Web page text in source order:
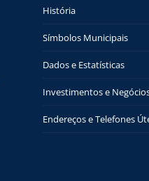
História
Símbolos Municipais
Dados e Estatísticas
Investimentos e
Endereços e Telefones